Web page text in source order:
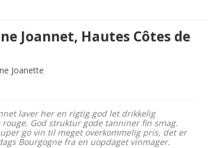
Joannet, Hautes Côtes de
Joanette
laver her en rigtig god let drikkelig
rouge. God struktur gode tanniner fin smag.
go vin til meget overkommelig pris, det er
Bourgogne fra en uopdaget vinmager.